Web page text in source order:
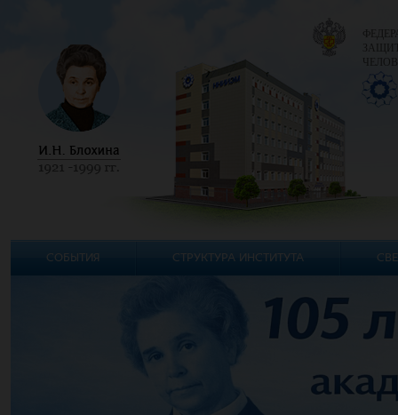
СОБЫТИЯ СТРУКТУРА ИНСТИТУТА